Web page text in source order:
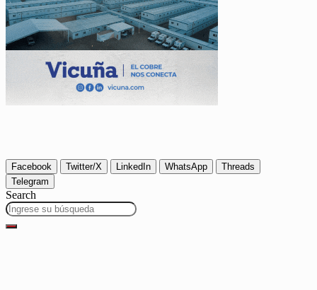
Facebook Twitter/X LinkedIn WhatsApp
Threads
Telegram
Search